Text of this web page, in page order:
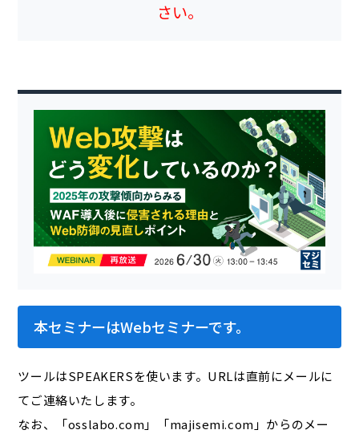
さい。
本セミナーはWebセミナーです。
ツールはSPEAKERSを使います。URLは直前にメールに
てご連絡いたします。
なお、「osslabo.com」「majisemi.com」からのメー